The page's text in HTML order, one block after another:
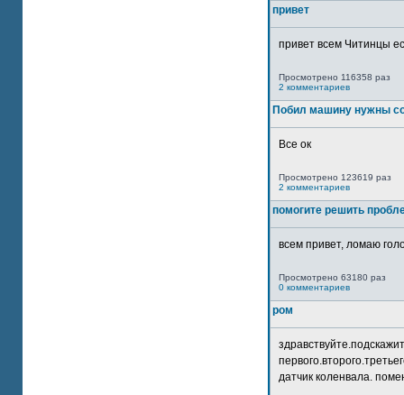
привет
привет всем Читинцы
Просмотрено 116358 раз
2 комментариев
Побил машину нужны
Все ок
Просмотрено 123619 раз
2 комментариев
помогите решить
всем привет, ломаю
Просмотрено 63180 раз
0 комментариев
ром
датчик коленвала.